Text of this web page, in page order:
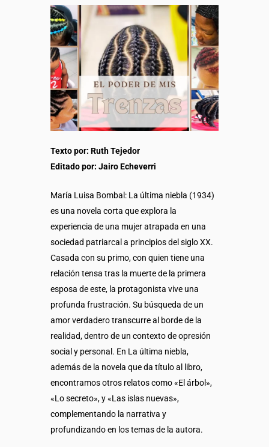
Texto por: Ruth Tejedor
Editado por: Jairo Echeverri
María Luisa Bombal: La última niebla (1934)
es una novela corta que explora la
experiencia de una mujer atrapada en una
sociedad patriarcal a principios del siglo XX.
Casada con su primo, con quien tiene una
relación tensa tras la muerte de la primera
esposa de este, la protagonista vive una
profunda frustración. Su búsqueda de un
amor verdadero transcurre al borde de la
realidad, dentro de un contexto de opresión
social y personal. En La última niebla,
además de la novela que da título al libro,
encontramos otros relatos como «El árbol»,
«Lo secreto», y «Las islas nuevas»,
complementando la narrativa y
profundizando en los temas de la autora.